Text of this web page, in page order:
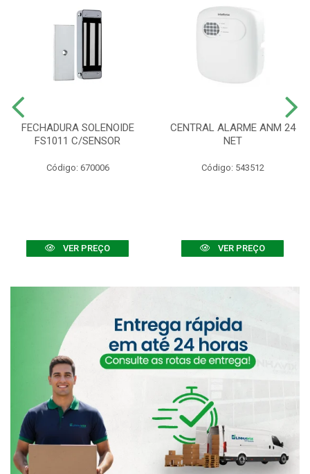
FECHADURA SOLENOIDE
FS1011 C/SENSOR
Código: 670006
VER PREÇO
CENTRAL ALARME ANM 24
NET
Código: 543512
VER PREÇO